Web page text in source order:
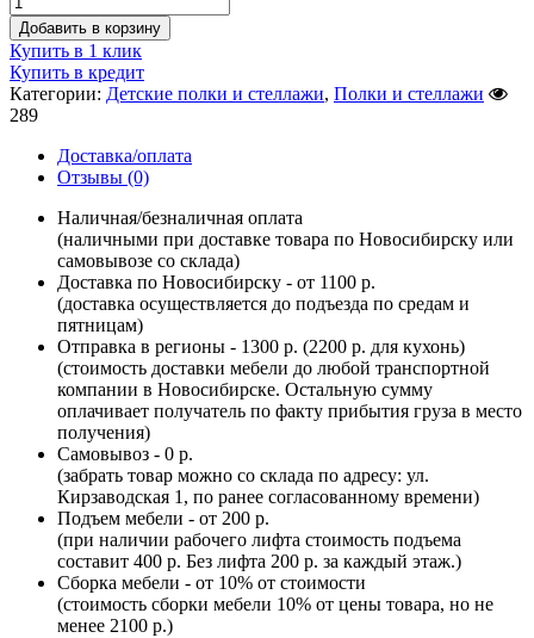
Добавить в корзину
Купить в 1 клик
Купить в кредит
Категории: Детские полки и стеллажи, Полки и стеллажи
289
Доставка/оплата
Отзывы (0)
Наличная/безналичная оплата
(наличными при доставке товара по Новосибирску или
самовывозе со склада)
Доставка по Новосибирску - от 1100 р.
(доставка осуществляется до подъезда по средам и
пятницам)
Отправка в регионы - 1300 р. (2200 р. для кухонь)
(стоимость доставки мебели до любой транспортной
компании в Новосибирске. Остальную сумму
оплачивает получатель по факту прибытия груза в место
получения)
Самовывоз - 0 р.
(забрать товар можно со склада по адресу: ул.
Кирзаводская 1, по ранее согласованному времени)
Подъем мебели - от 200 р.
(при наличии рабочего лифта стоимость подъема
составит 400 р. Без лифта 200 р. за каждый этаж.)
Сборка мебели - от 10% от стоимости
(стоимость сборки мебели 10% от цены товара, но не
менее 2100 р.)